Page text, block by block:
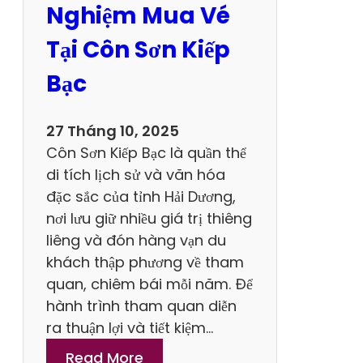
ầ
n
Đ
n
N
g
h
ô
n
g
T
h
ể
B
ỏ
L
Nghiệm Mua Vé
Tại Côn Sơn Kiếp
Bạc
27 Tháng 10, 2025
Côn Sơn Kiếp Bạc là quần thể
di tích lịch sử và văn hóa
đặc sắc của tỉnh Hải Dương,
nơi lưu giữ nhiều giá trị thiêng
liêng và đón hàng vạn du
khách thập phương về tham
quan, chiêm bái mỗi năm. Để
hành trình tham quan diễn
ra thuận lợi và tiết kiệm…
Read More